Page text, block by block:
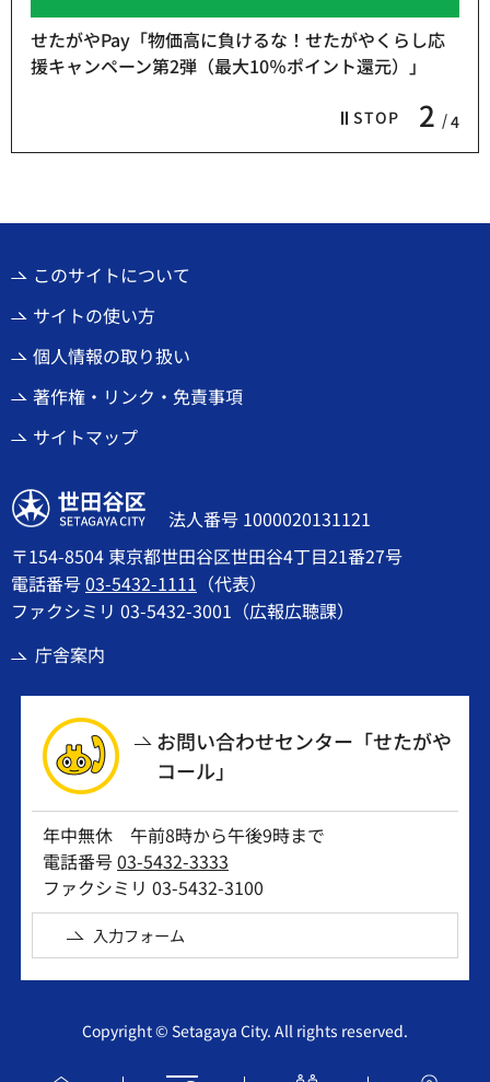
STOP 2 4
せたがやPay「物価高に負けるな！せたがやくらし応
援キャンペーン第2弾（最大10％ポイント還元）」
このサイトについて
サイトの使い方
個人情報の取り扱い
著作権・リンク・免責事項
サイトマップ
世田谷区
法人番号 1000020131121
〒154-8504 東京都世田谷区世田谷4丁目21番27号
電話番号03-5432-1111 （代表）
ファクシミリ 03-5432-3001（広報広聴課）
庁舎案内
お問い合わせセンター「せたがや
コール」
年中無休 午前8時から午後9時まで
電話番号03-5432-3333
ファクシミリ 03-5432-3100
入力フォーム
Copyright © Setagaya City. All rights reserved.